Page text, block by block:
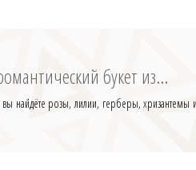
букет из...
найдёте розы, лилии, герберы,